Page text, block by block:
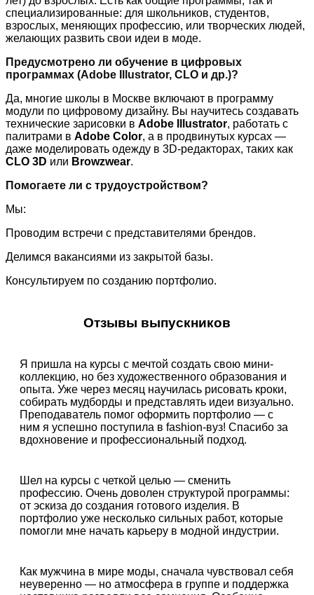
специализированные: для школьников, студентов,
взрослых, меняющих профессию, или творческих людей,
желающих развить свои идеи в моде.
Предусмотрено ли обучение в цифровых
программах (Adobe Illustrator, CLO и др.)?
Да, многие школы в Москве включают в программу
модули по цифровому дизайну. Вы научитесь создавать
технические зарисовки в Adobe Illustrator, работать с
палитрами в Adobe Color, а в продвинутых курсах —
даже моделировать одежду в 3D-редакторах, таких как
CLO 3D или Browzwear.
Помогаете ли с трудоустройством?
Мы:
Проводим встречи с представителями брендов.
Делимся вакансиями из закрытой базы.
Консультируем по созданию портфолио.
Отзывы выпускников
Я пришла на курсы с мечтой создать свою мини-
коллекцию, но без художественного образования и
опыта. Уже через месяц научилась рисовать кроки,
собирать мудборды и представлять идеи визуально.
Преподаватель помог оформить портфолио — с
ним я успешно поступила в fashion-вуз! Спасибо за
вдохновение и профессиональный подход.
Шел на курсы с четкой целью — сменить
профессию. Очень доволен структурой программы:
от эскиза до создания готового изделия. В
портфолио уже несколько сильных работ, которые
помогли мне начать карьеру в модной индустрии.
Как мужчина в мире моды, сначала чувствовал себя
неуверенно — но атмосфера в группе и поддержка